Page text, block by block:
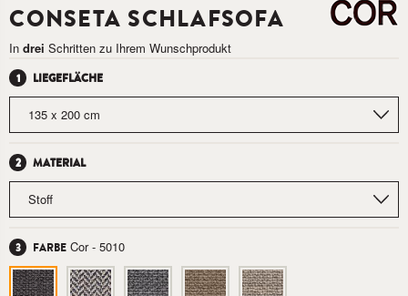
CONSETA SCHLAFSOFA
Indrei Schritten zu Ihrem Wunschprodukt
LIEGEFLÄCHE
MATERIAL
FARBE Cor - 5010